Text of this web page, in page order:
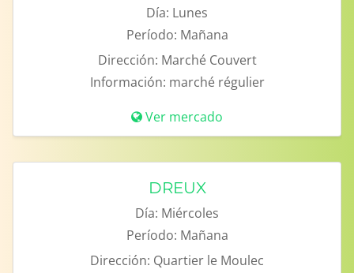
Día: Lunes
Período: Mañana
Dirección: Marché Couvert
Información: marché régulier
Ver mercado
DREUX
Día: Miércoles
Período: Mañana
Dirección: Quartier le Moulec